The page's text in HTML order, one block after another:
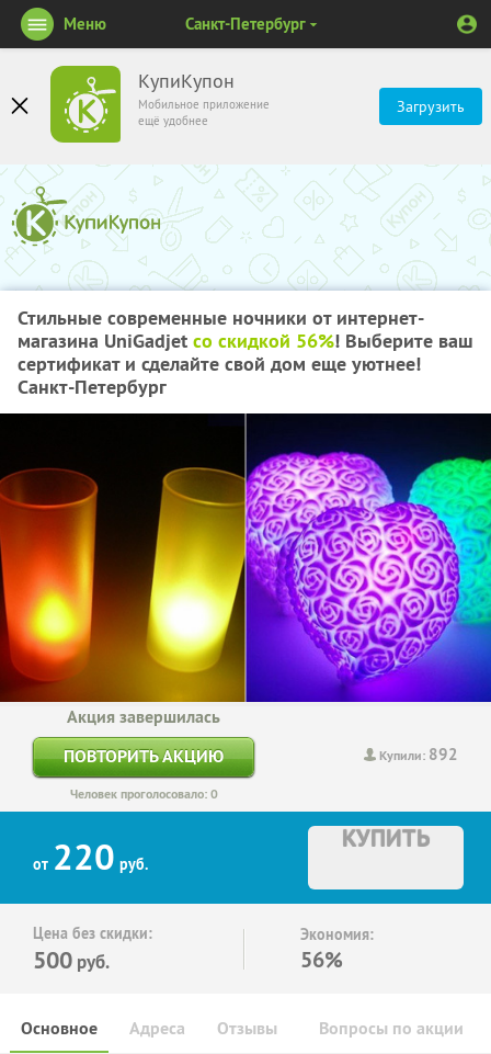
КупиКупон
Мобильное приложение
ещё удобнее
Загрузить
Меню Санкт-Петербург
Стильные современные ночники от интернет-
магазина UniGadjet со скидкой 56%! Выберите ваш
сертификат и сделайте свой дом еще уютнее!
Санкт-Петербург
Купили: 892
Акция завершилась
ПОВТОРИТЬ АКЦИЮ
Человек проголосовало: 0
от 220 руб.
КУПИТЬ
Цена без скидки:
500 руб.
Экономия:
56%
Основное Отзывы Вопросы по акции
Адреса